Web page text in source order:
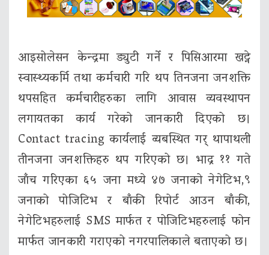
आइसोलेसन केन्द्रमा ड्युटी गर्ने र पिसिआरमा खट्ने
स्वास्थ्यकर्मि तथा कर्मचारी गरि थप तिनजना जनशक्ति
थपसहित कर्मचारीहरुका लागि आवास व्यवस्थापन
लगायतका कार्य गरेको जानकारी दिएको छ।
Contact tracing कार्यलाई व्यबस्थित गर् थापाथली
तीनजना जनशक्तिहरु थप गरिएको छ। भाद्र ११ गते
जाँच गरिएका ६५ जना मध्ये ४७ जनाको नेगेटिभ,९
जनाको पोजिटिभ र बाँकी रिपोर्ट आउन बाँकी,
नेगेटिभहरुलाई SMS मार्फत र पोजिटिभहरुलाई फोन
मार्फत जानकारी गराएको नगरपालिकाले बताएको छ।